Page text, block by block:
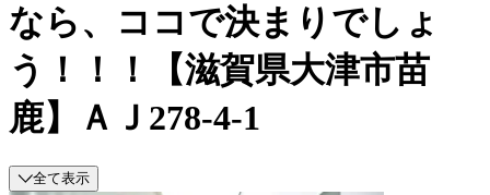
なら、ココで決まりでしょ
う！！！【滋賀県大津市苗
鹿】ＡＪ278-4-1
全て表示